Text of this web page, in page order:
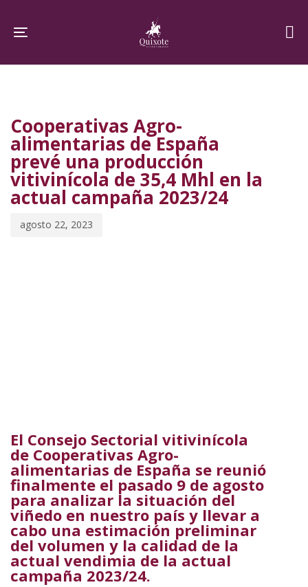
links
content
Toggle navigation
Cooperativas Agro-
alimentarias de España
prevé una producción
vitivinícola de 35,4 Mhl en la
actual campaña 2023/24
agosto 22, 2023
El Consejo Sectorial vitivinícola
de Cooperativas Agro-
alimentarias de España se reunió
finalmente el pasado 9 de agosto
para analizar la situación del
viñedo en nuestro país y llevar a
cabo una estimación preliminar
del volumen y la calidad de la
actual vendimia de la actual
campaña 2023/24.